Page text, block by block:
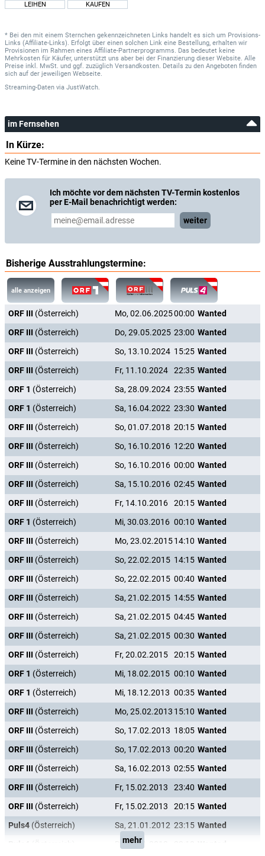
LEIHEN KAUFEN
* Bei den mit einem Sternchen gekennzeichneten Links handelt es sich um Provisions-
Links (Affiliate-Links). Erfolgt über einen solchen Link eine Bestellung, erhalten wir
Provisionen im Rahmen eines Affiliate-Partnerprogramms. Das bedeutet keine
Mehrkosten für Käufer, unterstützt uns aber bei der Finanzierung dieser Website. Alle
Preise inkl. MwSt. und ggf. zuzüglich Versandkosten. Details zu den Angeboten finden
sich auf der jeweiligen Webseite.
Streaming-Daten via JustWatch.
im Fernsehen
In Kürze:
Keine TV-Termine in den nächsten Wochen.
Ich möchte vor dem nächsten TV-Termin kostenlos
per E-Mail benachrichtigt werden:
weiter
Bisherige Ausstrahlungstermine:
alle anzeigen
ORF III (Österreich) Mo, 02.06.202500:00 Wanted
ORF III (Österreich) Do, 29.05.2025 23:00 Wanted
ORF III (Österreich) So, 13.10.2024 15:25 Wanted
ORF III (Österreich) Fr, 11.10.2024 22:35 Wanted
ORF 1 (Österreich) Sa, 28.09.2024 23:55 Wanted
ORF 1 (Österreich) Sa, 16.04.2022 23:30 Wanted
ORF III (Österreich) So, 01.07.2018 20:15 Wanted
ORF III (Österreich) So, 16.10.2016 12:20 Wanted
ORF III (Österreich) So, 16.10.2016 00:00 Wanted
ORF III (Österreich) Sa, 15.10.2016 02:45 Wanted
ORF III (Österreich) Fr, 14.10.2016 20:15 Wanted
ORF 1 (Österreich) Mi, 30.03.2016 00:10 Wanted
ORF III (Österreich) Mo, 23.02.201514:10 Wanted
ORF III (Österreich) So, 22.02.2015 14:15 Wanted
ORF III (Österreich) So, 22.02.2015 00:40 Wanted
ORF III (Österreich) Sa, 21.02.2015 14:55 Wanted
ORF III (Österreich) Sa, 21.02.2015 04:45 Wanted
ORF III (Österreich) Sa, 21.02.2015 00:30 Wanted
ORF III (Österreich) Fr, 20.02.2015 20:15 Wanted
ORF 1 (Österreich) Mi, 18.02.2015 00:10 Wanted
ORF 1 (Österreich) Mi, 18.12.2013 00:35 Wanted
ORF III (Österreich) Mo, 25.02.2013 15:10 Wanted
ORF III (Österreich) So, 17.02.2013 18:05 Wanted
ORF III (Österreich) So, 17.02.2013 00:20 Wanted
ORF III (Österreich) Sa, 16.02.2013 02:55 Wanted
ORF III (Österreich) Fr, 15.02.2013 23:40 Wanted
ORF III (Österreich) Fr, 15.02.2013 20:15 Wanted
Puls4 (Österreich) Sa, 21.01.2012 23:15 Wanted
Di, 17.01.2012
mehr